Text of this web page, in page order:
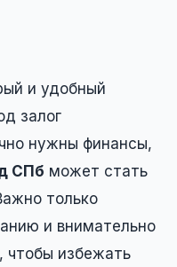
и удобный
залог
нужны финансы,
СПб может стать
только
и внимательно
чтобы избежать